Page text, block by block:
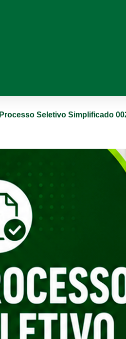
Processo Seletivo Simplificado